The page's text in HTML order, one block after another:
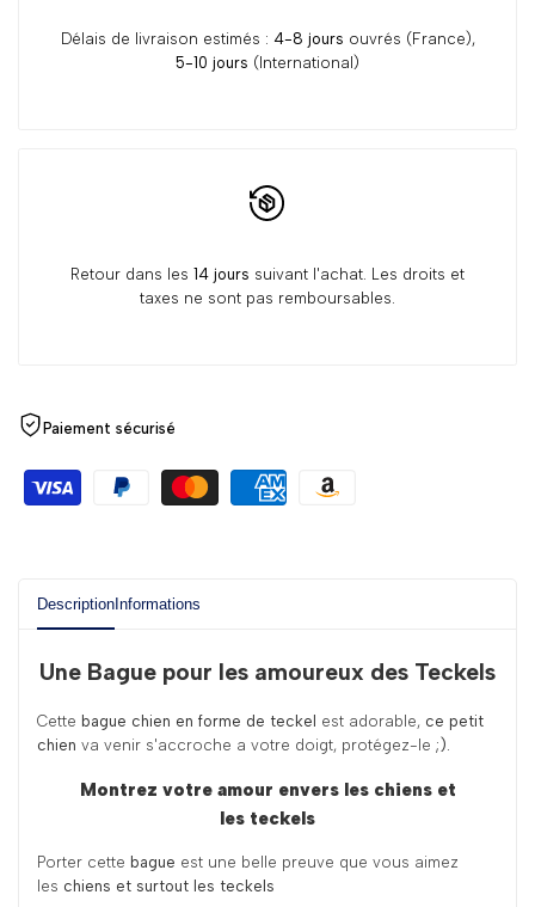
Délais de livraison estimés : 4-8 jours ouvrés (France),
5-10 jours (International)
Retour dans les 14 jours suivant l'achat. Les droits et
taxes ne sont pas remboursables.
Paiement sécurisé
DescriptionInformations
Une Bague pour les amoureux des Teckels
Cette bague chien en forme de teckel est adorable, ce petit
chien va venir s'accroche a votre doigt, protégez-le ;).
Montrez votre amour envers les chiens et
les teckels
Porter cette bague est une belle preuve que vous aimez
les chiens et surtout les teckels